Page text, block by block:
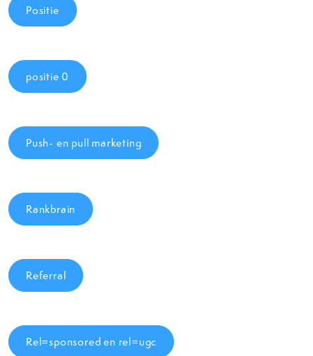
Positie
positie 0
Push- en pull marketing
Rankbrain
Referral
Rel=sponsored en rel=ugc